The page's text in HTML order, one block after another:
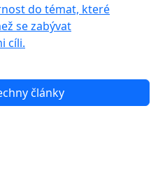
do témat, které
se zabývat
cíli.
články